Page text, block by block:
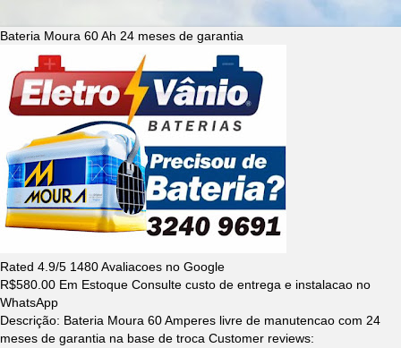
Bateria Moura 60 Ah 24 meses de garantia
Rated 4.9/5 1480Avaliacoes no Google
R$580.00 Em Estoque Consulte custo de entrega e instalacao no
WhatsApp
Descrição: Bateria Moura 60 Amperes livre de manutencao com 24
meses de garantia na base de troca Customer reviews: